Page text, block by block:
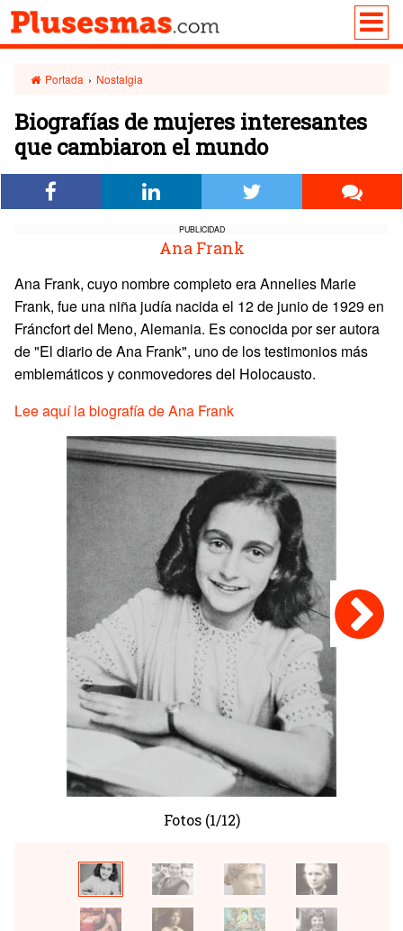
Portada › Nostalgia
Biografías de mujeres interesantes
que cambiaron el mundo
PUBLICIDAD
Ana Frank
Ana Frank, cuyo nombre completo era Annelies Marie
Frank, fue una niña judía nacida el 12 de junio de 1929 en
Fráncfort del Meno, Alemania. Es conocida por ser autora
de "El diario de Ana Frank", uno de los testimonios más
emblemáticos y conmovedores del Holocausto.
Lee aquí la biografía de Ana Frank
Fotos (1/12)